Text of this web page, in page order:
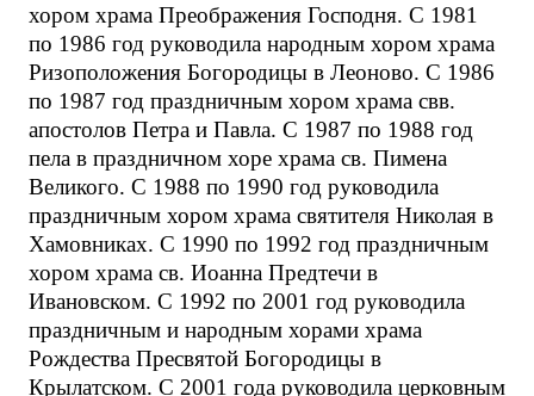
хором храма Преображения Господня. С 1981
по 1986 год руководила народным хором храма
Ризоположения Богородицы в Леоново. С 1986
по 1987 год праздничным хором храма свв.
апостолов Петра и Павла. С 1987 по 1988 год
пела в праздничном хоре храма св. Пимена
Великого. С 1988 по 1990 год руководила
праздничным хором храма святителя Николая в
Хамовниках. С 1990 по 1992 год праздничным
хором храма св. Иоанна Предтечи в
Ивановском. С 1992 по 2001 год руководила
праздничным и народным хорами храма
Рождества Пресвятой Богородицы в
Крылатском. С 2001 года руководила церковным